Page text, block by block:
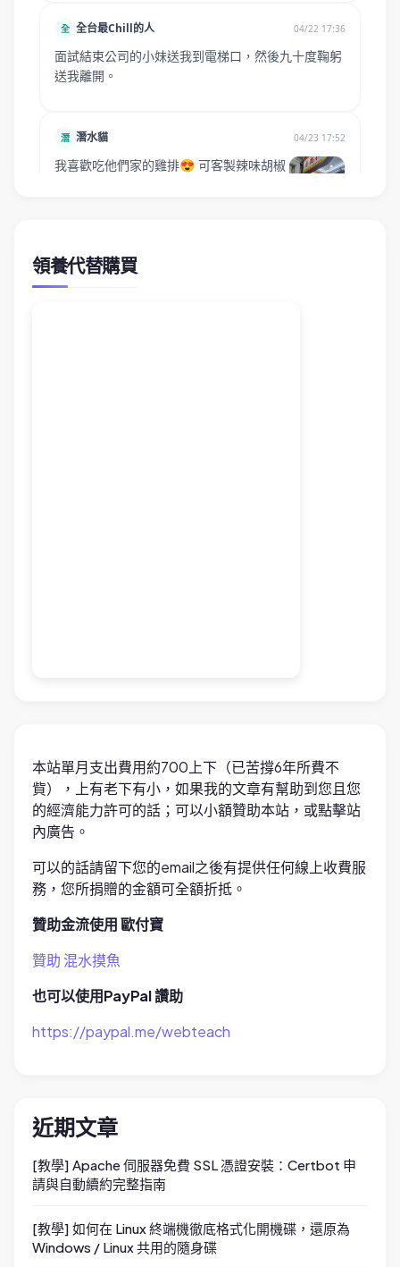
領養代替購買
本站單月支出費用約700上下（已苦撐6年所費不
貲），上有老下有小，如果我的文章有幫助到您且您
的經濟能力許可的話；可以小額贊助本站，或點擊站
內廣告。
可以的話請留下您的email之後有提供任何線上收費服
務，您所捐贈的金額可全額折抵。
贊助金流使用 歐付寶
贊助 混水摸魚
也可以使用PayPal 讚助
https://paypal.me/webteach
近期文章
[教學] Apache 伺服器免費 SSL 憑證安裝：Certbot 申
請與自動續約完整指南
[教學] 如何在 Linux 終端機徹底格式化開機碟，還原為
Windows / Linux 共用的隨身碟